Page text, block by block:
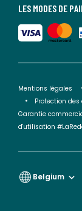
LES MODES DE
Mentions légales
Protection
Garantie
d'utilisation
Belgium